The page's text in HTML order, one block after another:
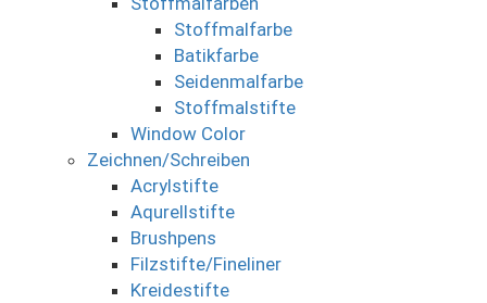
Stoffmalfarbe
Batikfarbe
Seidenmalfarbe
Stoffmalstifte
Window Color
Zeichnen/Schreiben
Acrylstifte
Aqurellstifte
Brushpens
Filzstifte/Fineliner
Kreidestifte